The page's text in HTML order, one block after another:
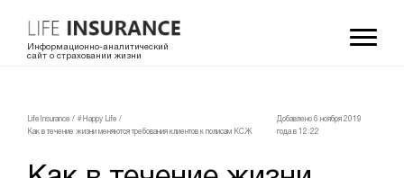
Информационно-аналитический
сайт о страховании жизни
LifeInsurance / #Happy Life /
Как в течение жизни меняются требования клиентов к полисам КСЖ
Добавлено 6 ноября 2019
года в 12:22